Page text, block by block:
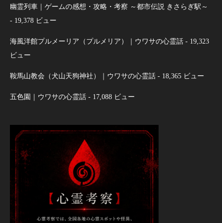
幽霊列車｜ゲームの感想・攻略・考察 ～都市伝説 きさらぎ駅～
- 19,378 ビュー
海風洋館プルメーリア（プルメリア）｜ウワサの心霊話 - 19,323
ビュー
鞍馬山教会（犬山天狗神社）｜ウワサの心霊話 - 18,365 ビュー
五色園｜ウワサの心霊話 - 17,088 ビュー